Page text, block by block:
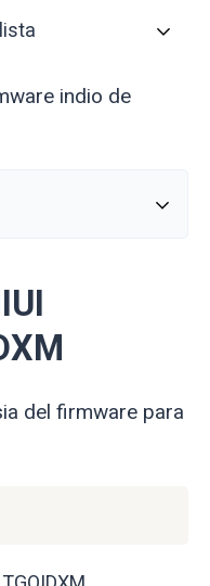
indio de
del firmware para